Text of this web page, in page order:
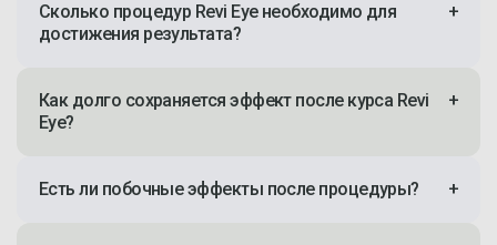
Сколько процедур Revi Eye необходимо для
достижения результата?
+
Как долго сохраняется эффект после курса Revi
Eye?
+
Есть ли побочные эффекты после процедуры? +